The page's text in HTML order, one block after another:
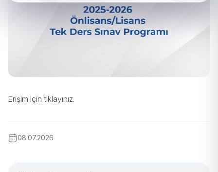
Erişim için tıklayınız.
08.07.2026